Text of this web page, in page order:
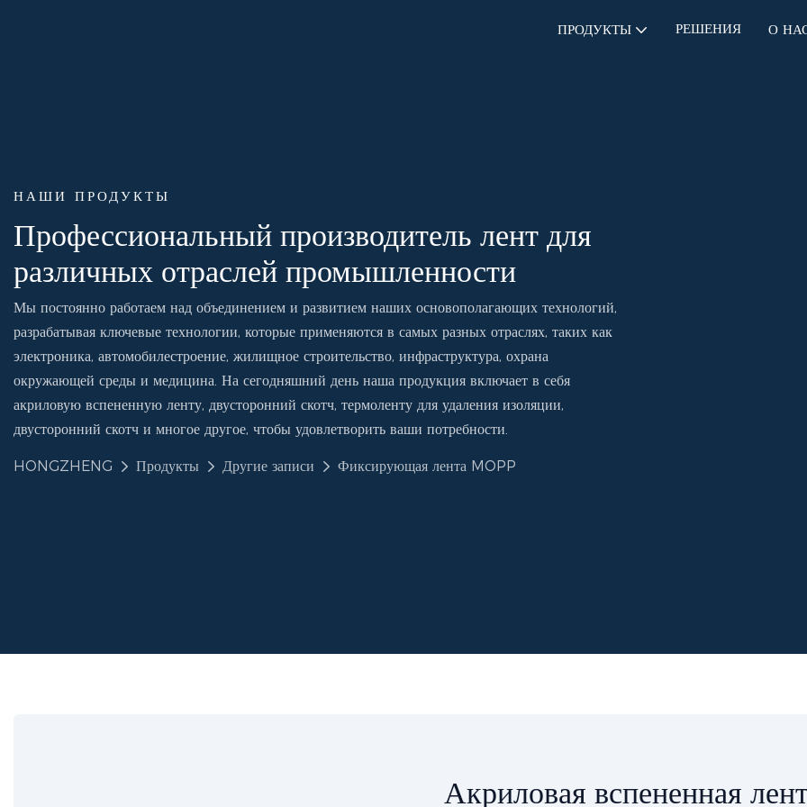
ПРОДУКТЫ РЕШЕНИЯ О
НАШИ ПРОДУКТЫ
Профессиональный производитель лент для
различных отраслей промышленности
Мы постоянно работаем над объединением и развитием наших основополагающих технологий,
разрабатывая ключевые технологии, которые применяются в самых разных отраслях, таких как
электроника, автомобилестроение, жилищное строительство, инфраструктура, охрана
окружающей среды и медицина. На сегодняшний день наша продукция включает в себя
акриловую вспененную ленту, двусторонний скотч, термоленту для удаления изоляции,
двусторонний скотч и многое другое, чтобы удовлетворить ваши потребности.
HONGZHENG Продукты Другие записи Фиксирующая лента MOPP
Акриловая вспененная